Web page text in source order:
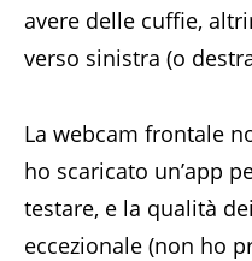
avere delle cuffie,
verso sinistra (o
La webcam frontale
ho scaricato un’app
testare, e la qualità
eccezionale (non ho